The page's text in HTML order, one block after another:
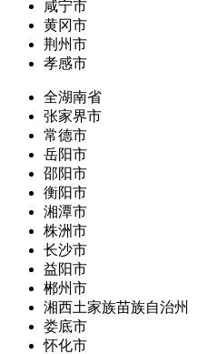
咸宁市
黄冈市
荆州市
孝感市
全湖南省
张家界市
常德市
岳阳市
邵阳市
衡阳市
湘潭市
株洲市
长沙市
益阳市
郴州市
湘西土家族苗族自治州
娄底市
怀化市